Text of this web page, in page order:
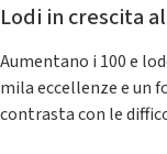
Lodi in crescita
Aumentano i 100 e
mila eccellenze e un
contrasta con le